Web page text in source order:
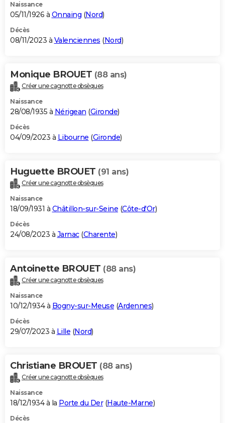
Naissance
05/11/1926 à Onnaing (Nord)
Décès
08/11/2023 à Valenciennes (Nord)
Monique BROUET (88 ans)
Créer une cagnotte obsèques
Naissance
28/08/1935 à Nérigean (Gironde)
Décès
04/09/2023 à Libourne (Gironde)
Huguette BROUET (91 ans)
Créer une cagnotte obsèques
Naissance
18/09/1931 à Châtillon-sur-Seine (Côte-d'Or)
Décès
24/08/2023 à Jarnac(Charente)
Antoinette BROUET (88 ans)
Créer une cagnotte obsèques
Naissance
10/12/1934 à Bogny-sur-Meuse (Ardennes)
Décès
29/07/2023 à Lille (Nord)
Christiane BROUET (88 ans)
Créer une cagnotte obsèques
Naissance
18/12/1934 à la Porte du Der(Haute-Marne)
Décès